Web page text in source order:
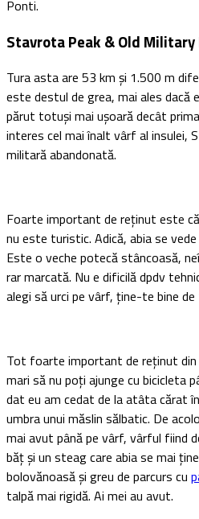
Ponti.
Stavrota Peak & Old Military
Tura asta are 53 km și 1.500 m
este destul de grea, mai ales dacă
părut totuși mai ușoară decât
interes cel mai înalt vârf al insulei,
militară abandonată.
Foarte important de reținut este
nu este turistic. Adică, abia se
Este o veche potecă stâncoasă,
rar marcată. Nu e dificilă dpdv
alegi să urci pe vârf, ține-te bine
Tot foarte important de reținut
mari să nu poți ajunge cu bicicleta
dat eu am cedat de la atâta cărat
umbra unui măslin sălbatic. De
mai avut până pe vârf, vârful fiind
băț și un steag care abia se mai
bolovănoasă și greu de parcurs cu
talpă mai rigidă. Ai mei au avut.